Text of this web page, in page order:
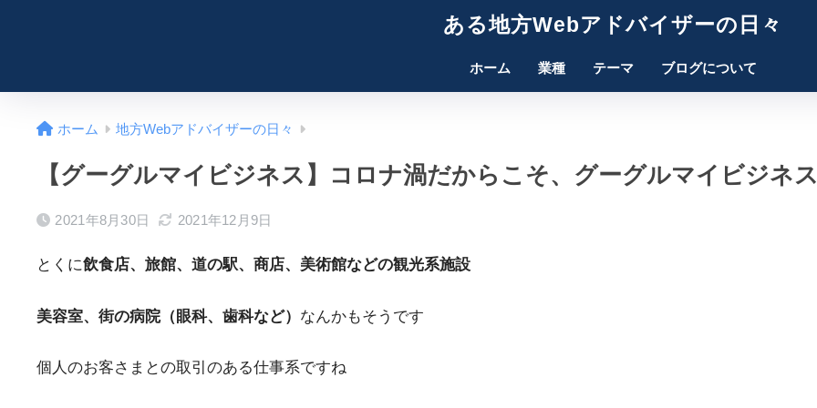
ある地方Webアドバイザーの日々
ホーム 業種 テーマ ブログについて
ホーム 地方Webアドバイザーの日々
【グーグルマイビジネス】コロナ渦だからこそ、グーグルマイビジネ
2021年8月30日 2021年12月9日
とくに飲食店、旅館、道の駅、商店、美術館などの観光系施設
美容室、街の病院（眼科、歯科など） なんかもそうです
個人のお客さまとの取引のある仕事系ですね